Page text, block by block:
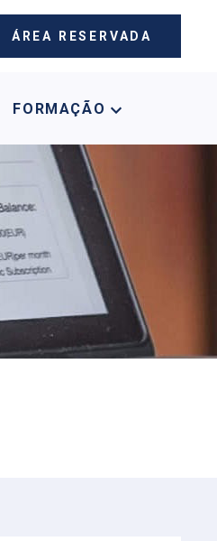
ÁREA RESERVADA
FORMAÇÃO